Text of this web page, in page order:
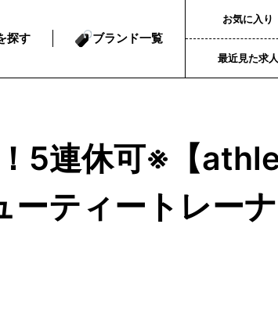
探す ブランド一覧
お気に入り
最近見た求人
5連休可※【
ーティートレー